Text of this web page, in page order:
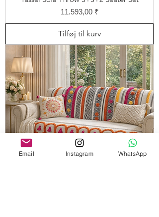
Pris
11.593,00 ₹
Tilføj til kurv
Email Instagram WhatsApp